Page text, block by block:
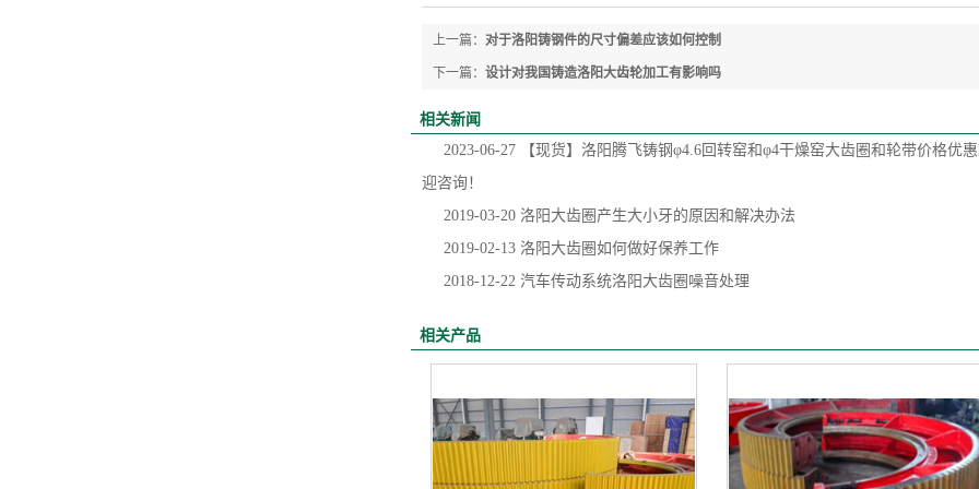
上一篇： 对于洛阳铸钢件的尺寸偏差应该如何控制
下一篇： 设计对我国铸造洛阳大齿轮加工有影响吗
相关新闻
2023-06-27 【现货】洛阳腾飞铸钢φ4.6回转窑和φ4干燥窑大齿圈和轮带价格优
迎咨询！
2019-03-20 洛阳大齿圈产生大小牙的原因和解决办法
2019-02-13 洛阳大齿圈如何做好保养工作
2018-12-22 汽车传动系统洛阳大齿圈噪音处理
相关产品